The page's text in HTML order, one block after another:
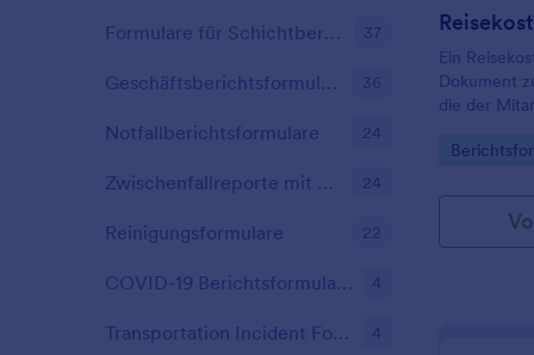
das Design
verwenden
Ihre
mehr
Ein
Dokument
die der
Go to
Formulare für Schichtberichte 37
Geschäftsberichtsformulare 36
Notfallberichtsformulare 24
Zwischenfallreporte mit Mitarbeitern 24
Reinigungsformulare 22
COVID-19 Berichtsformulare 4
Transportation Incident Forms 4